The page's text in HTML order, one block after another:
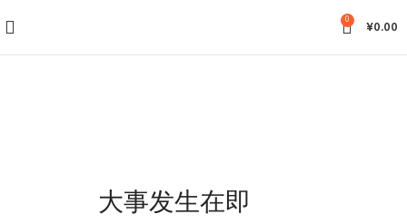
0 ¥0.00
大事发生在即